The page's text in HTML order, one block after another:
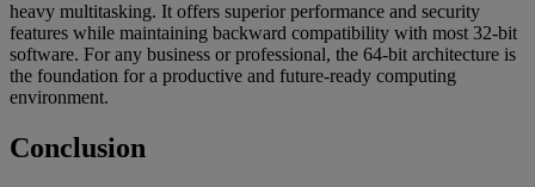
heavy multitasking. It offers superior performance and security
features while maintaining backward compatibility with most 32-bit
software. For any business or professional, the 64-bit architecture is
the foundation for a productive and future-ready computing
environment.
Conclusion